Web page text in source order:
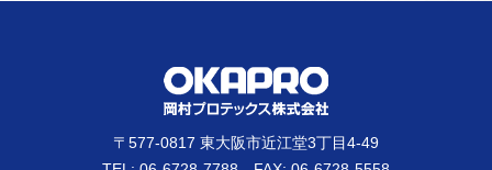
〒577-0817 東大阪市近江堂3丁目4-49